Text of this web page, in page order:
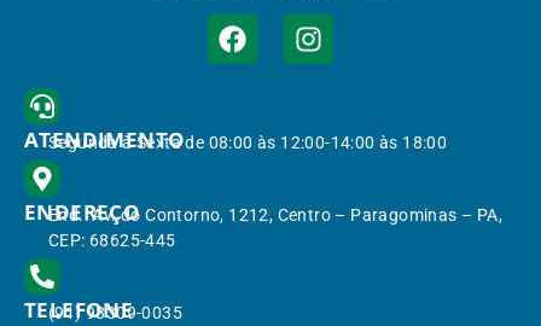
ATENDIMENTO
Segunda à Sexta de 08:00 às 12:00-14:00 às 18:00
ENDEREÇO
End.: Av. do Contorno, 1212, Centro – Paragominas – PA,
CEP: 68625-445
TELEFONE
(91) 98309-0035